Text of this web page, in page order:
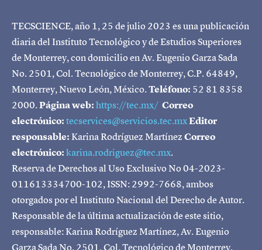
TECSCIENCE, año 1, 25 de julio 2023 es una publicación
diaria del Instituto Tecnológico y de Estudios Superiores
de Monterrey, con domicilio en Av. Eugenio Garza Sada
No. 2501, Col. Tecnológico de Monterrey, C.P. 64849,
Monterrey, Nuevo León, México.Teléfono: 52 81 8358
2000.Página web:https://tec.mx/ Correo
electrónico:tecservices@servicios.tec.mxEditor
responsable:Karina Rodríguez MartínezCorreo
electrónico:karina.rodriguez@tec.mx.
Reserva de Derechos al Uso Exclusivo No 04-2023-
011613334700-102, ISSN: 2992-7668, ambos
otorgados por el Instituto Nacional del Derecho de Autor.
Responsable de la última actualización de este sitio,
responsable: Karina Rodríguez Martínez, Av. Eugenio
Garza Sada No. 2501, Col. Tecnológico de Monterrey,